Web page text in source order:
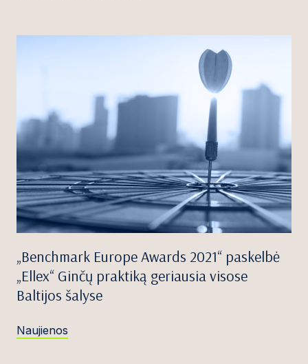
„Benchmark Europe Awards 2021“ paskelbė
„Ellex“ Ginčų praktiką geriausia visose
Baltijos šalyse
Naujienos